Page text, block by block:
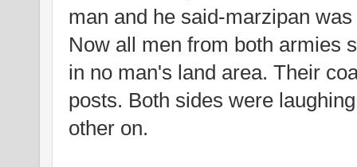
man and he said-marzipan
Now all men from both armies
in no man's land area. Their
posts. Both sides were
other on.